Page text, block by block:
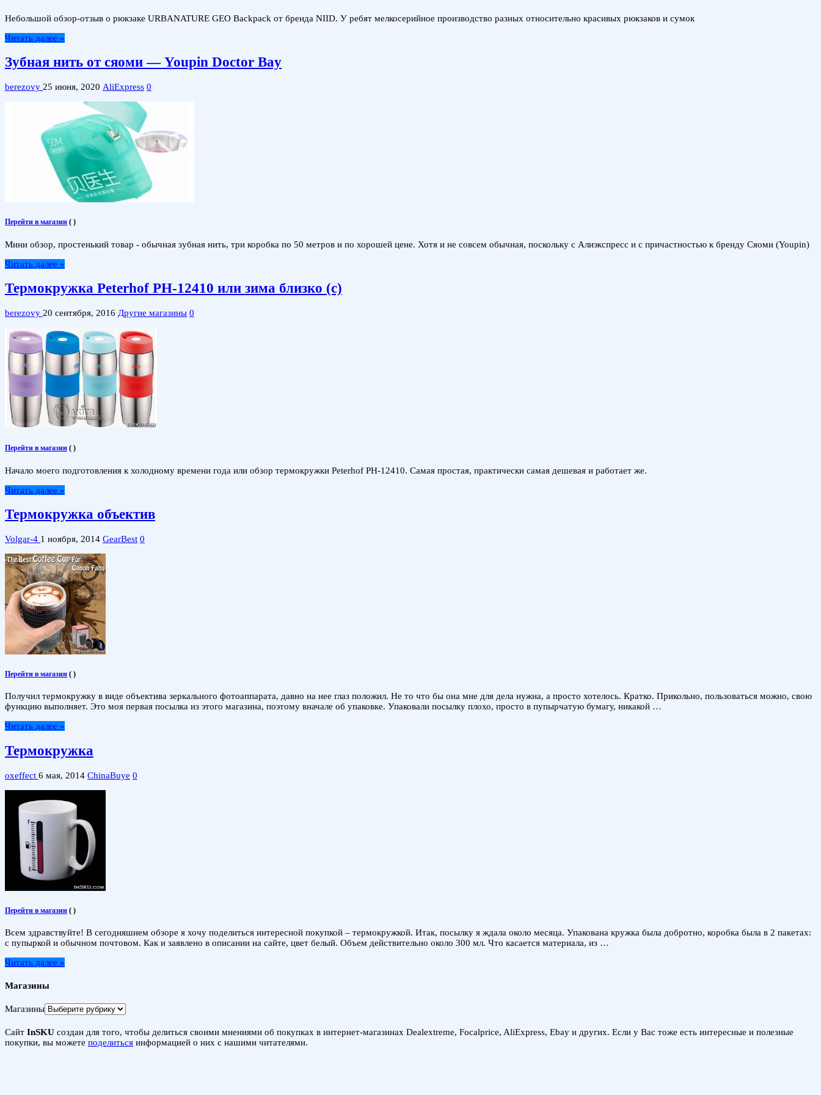
Небольшой обзор-отзыв о рюкзаке URBANATURE GEO Backpack от бренда NIID. У ребят мелкосерийное производство разных относительно красивых рюкзаков и сумок
Читать далее »
Зубная нить от сяоми — Youpin Doctor Bay
berezovy 25 июня, 2020 AliExpress 0
Перейти в магазин ( )
Мини обзор, простенький товар - обычная зубная нить, три коробка по 50 метров и по хорошей цене. Хотя и не совсем обычная, поскольку с Алиэкспресс и с причастностью к бренду Сяоми (Youpin)
Читать далее »
Термокружка Peterhof PH-12410 или зима близко (с)
berezovy 20 сентября, 2016 Другие магазины 0
Перейти в магазин ( )
Начало моего подготовления к холодному времени года или обзор термокружки Peterhof PH-12410. Самая простая, практически самая дешевая и работает же.
Читать далее »
Термокружка объектив
Volgar-4 1 ноября, 2014 GearBest 0
Перейти в магазин ( )
Получил термокружку в виде объектива зеркального фотоаппарата, давно на нее глаз положил. Не то что бы она мне для дела нужна, а просто хотелось. Кратко. Прикольно, пользоваться можно, свою
функцию выполняет. Это моя первая посылка из этого магазина, поэтому вначале об упаковке. Упаковали посылку плохо, просто в пупырчатую бумагу, никакой …
Читать далее »
Термокружка
oxeffect 6 мая, 2014 ChinaBuye 0
Перейти в магазин ( )
Всем здравствуйте! В сегодняшнем обзоре я хочу поделиться интересной покупкой – термокружкой. Итак, посылку я ждала около месяца. Упакована кружка была добротно, коробка была в 2 пакетах:
с пупыркой и обычном почтовом. Как и заявлено в описании на сайте, цвет белый. Объем действительно около 300 мл. Что касается материала, из …
Читать далее »
Магазины
Магазины
Сайт InSKU создан для того, чтобы делиться своими мнениями об покупках в интернет-магазинах Dealextreme, Focalprice, AliExpress, Ebay и других. Если у Вас тоже есть интересные и полезные
покупки, вы можете поделиться информацией о них с нашими читателями.